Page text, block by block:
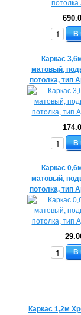
В
Каркас
матовый,
потолка, тип
В
Каркас
матовый,
потолка, тип
В
Каркас 1,2м